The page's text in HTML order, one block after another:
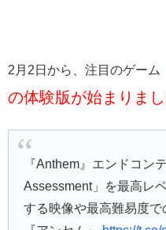
2月2日から、注目のゲーム
の体験版が始まりまし
『Anthem』エンドコン
Assessment」を最高レ
する映像や最高難易度で